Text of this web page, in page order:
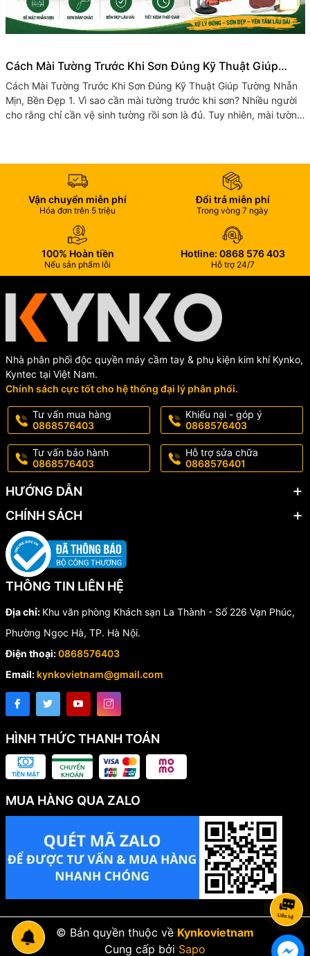
Cách Mài Tường Trước Khi Sơn Đúng Kỹ Thuật Giúp
Tường Nhẵn Mịn, Bền Đẹp
Cách Mài Tường Trước Khi Sơn Đúng Kỹ Thuật Giúp Tường Nhẵn
Mịn, Bền Đẹp 1. Vì sao cần mài tường trước khi sơn? Nhiều người
cho rằng chỉ cần vệ sinh tường rồi sơn là đủ. Tuy nhiên, mài tường
Vận chuyển miễn phí
Hóa đơn trên 5 triệu
Đổi trả miễn phí
Trong vòng 7 ngày
100% Hoàn tiền
Nếu sản phẩm lỗi
Hotline: 0868 576 403
Hỗ trợ 24/7
Nhà phân phối độc quyền máy cầm tay & phụ kiện kim khí Kynko,
Kyntec tại Việt Nam.
Chính sách cực tốt cho hệ thống đại lý phân phối.
Tư vấn mua hàng
0868576403
Khiếu nại - góp ý
0868576403
Tư vấn bảo hành
0868576403
Hỗ trợ sửa chữa
0868576401
HƯỚNG DẪN
CHÍNH SÁCH
THÔNG TIN LIÊN HỆ
Địa chỉ: Khu văn phòng Khách sạn La Thành - Số 226 Vạn Phúc,
Phường Ngọc Hà, TP. Hà Nội.
Điện thoại:0868576403
Email: kynkovietnam@gmail.com
HÌNH THỨC THANH TOÁN
MUA HÀNG QUA ZALO
© Bản quyền thuộc về Kynkovietnam
Cung cấp bởi Sapo